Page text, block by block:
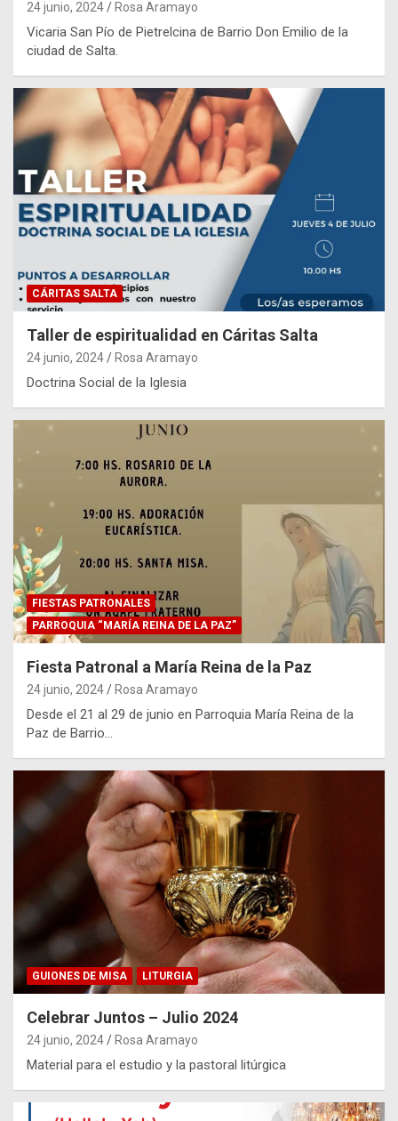
24 junio, 2024 Rosa Aramayo
Vicaria San Pío de Pietrelcina de Barrio Don Emilio de la
ciudad de Salta.
CÁRITAS SALTA
Taller de espiritualidad en Cáritas Salta
24 junio, 2024 Rosa Aramayo
Doctrina Social de la Iglesia
FIESTAS PATRONALES
PARROQUIA “MARÍA REINA DE LA PAZ”
Fiesta Patronal a María Reina de la Paz
24 junio, 2024 Rosa Aramayo
Desde el 21 al 29 de junio en Parroquia María Reina de la
Paz de Barrio…
GUIONES DE MISA LITURGIA
Celebrar Juntos – Julio 2024
24 junio, 2024 Rosa Aramayo
Material para el estudio y la pastoral litúrgica